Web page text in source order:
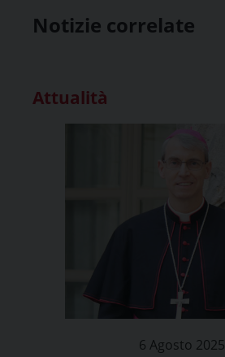
Notizie correlate
Attualità
6 Agosto 2025